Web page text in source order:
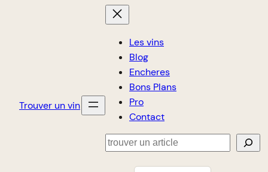
Trouver un vin
Les vins
Blog
Encheres
Bons Plans
Pro
Contact
Rechercher